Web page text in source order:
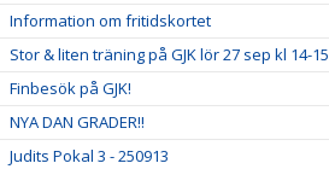
Information om fritidskortet
Stor & liten träning på GJK lör 27 sep kl 14-15
Finbesök på GJK!
NYA DAN GRADER!!
Judits Pokal 3 - 250913